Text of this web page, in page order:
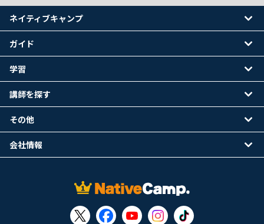
ネイティブキャンプ
ガイド
学習
講師を探す
その他
会社情報